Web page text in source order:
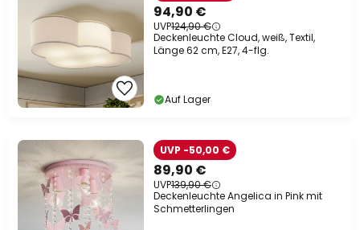
94,90 €
UVP124,90 €
Deckenleuchte Cloud, weiß, Textil,
Länge 62 cm, E27, 4-flg.
Auf Lager
89,90 €
UVP139,90 €
UVP -50,00 €
Deckenleuchte Angelica in Pink mit
Schmetterlingen